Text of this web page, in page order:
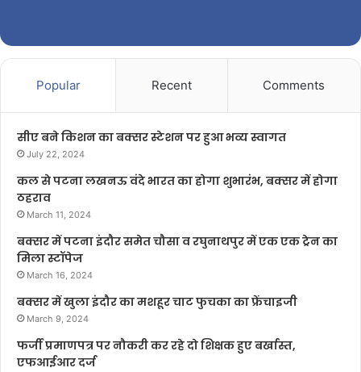
Popular Recent Comments
सीए बने किशन का बक्सर स्टेशन पर हुआ भव्य स्वागत
July 22, 2024
कल से पटना लखनऊ वंदे भारत का होगा शुभारंभ, बक्सर में होगा
ठहराव
March 11, 2024
बक्सर में पटना इंदौर समेत चौसा व रघुनाथपुर में एक एक ट्रेन का
मिला स्टॉपेज
March 16, 2024
बक्सर में खुला इंदौर का मशहूर चाट फुचका का फ्रेंचाइजी
March 9, 2024
फर्जी प्रमाणपत्र पर नौकरी कर रहे दो शिक्षक हुए बर्खास्त,
एफआईआर दर्ज